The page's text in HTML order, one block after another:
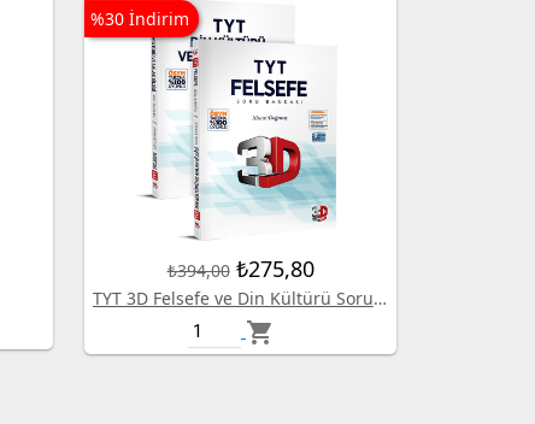
%30 İndirim
₺394,00₺275,80
TYT 3D Felsefe ve Din Kültürü Soru Bankası
shopping_cart